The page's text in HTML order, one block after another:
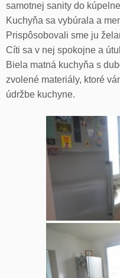
samotnej sanity do
Kuchyňa sa vybúrala a
Prispôsobovali sme ju
Cíti sa v nej spokojne a
Biela matná kuchyňa s
zvolené materiály, ktoré
údržbe kuchyne.